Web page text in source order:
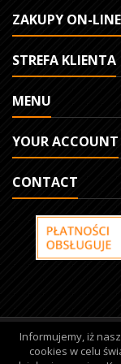
ZAKUPY ON-LINE
STREFA KLIENTA
MENU
YOUR ACCOUNT
CONTACT
Informujemy, iż
cookies w celu
Site